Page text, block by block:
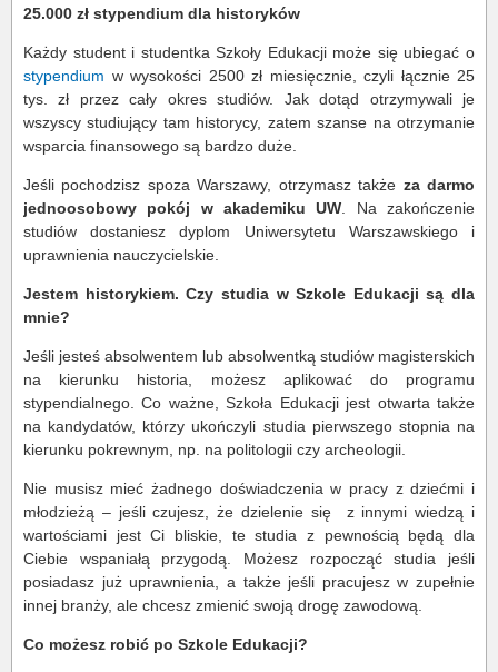
25.000 zł stypendium dla historyków
Każdy student i studentka Szkoły Edukacji może się ubiegać o
stypendium w wysokości 2500 zł miesięcznie, czyli łącznie 25
tys. zł przez cały okres studiów. Jak dotąd otrzymywali je
wszyscy studiujący tam historycy, zatem szanse na otrzymanie
wsparcia finansowego są bardzo duże.
Jeśli pochodzisz spoza Warszawy, otrzymasz także za darmo
jednoosobowy pokój w akademiku UW . Na zakończenie
studiów dostaniesz dyplom Uniwersytetu Warszawskiego i
uprawnienia nauczycielskie.
Jestem historykiem. Czy studia w Szkole Edukacji są dla
mnie?
Jeśli jesteś absolwentem lub absolwentką studiów magisterskich
na kierunku historia, możesz aplikować do programu
stypendialnego. Co ważne, Szkoła Edukacji jest otwarta także
na kandydatów, którzy ukończyli studia pierwszego stopnia na
kierunku pokrewnym, np. na politologii czy archeologii.
Nie musisz mieć żadnego doświadczenia w pracy z dziećmi i
młodzieżą – jeśli czujesz, że dzielenie się
z innymi wiedzą i
wartościami jest Ci bliskie, te studia z pewnością będą dla
Ciebie wspaniałą przygodą. Możesz rozpocząć studia jeśli
posiadasz już uprawnienia, a także jeśli pracujesz w zupełnie
innej branży, ale chcesz zmienić swoją drogę zawodową.
Co możesz robić po Szkole Edukacji?